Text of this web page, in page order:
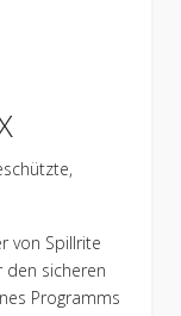
von Spillrite
den sicheren
Programms